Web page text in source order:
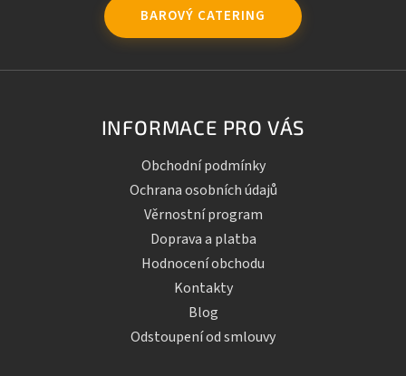
BAROVÝ CATERING
INFORMACE PRO VÁS
Obchodní podmínky
Ochrana osobních údajů
Věrnostní program
Doprava a platba
Hodnocení obchodu
Kontakty
Blog
Odstoupení od smlouvy